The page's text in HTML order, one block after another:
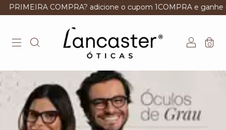
COMPRA? adicione o cupom 1COMPRA e ganhe
0